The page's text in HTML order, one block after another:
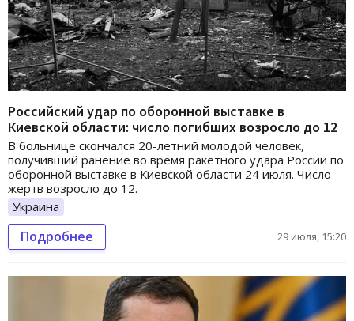
Российский удар по оборонной выставке в
Киевской области: число погибших возросло до 12
В больнице скончался 20-летний молодой человек,
получивший ранение во время ракетного удара России по
оборонной выставке в Киевской области 24 июля. Число
жертв возросло до 12.
Украина
Подробнее 29 июля, 15:20